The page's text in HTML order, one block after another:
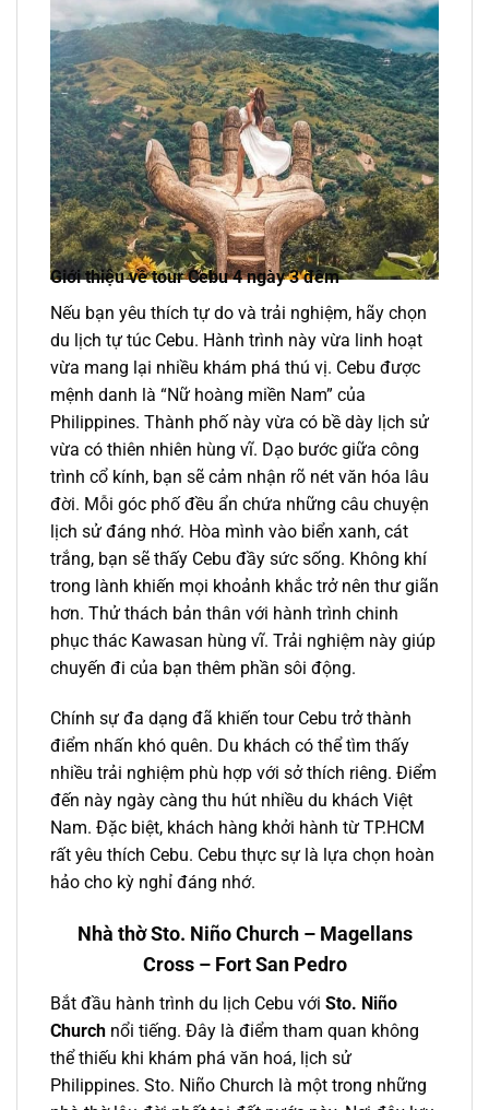
Giới thiệu về tour Cebu 4 ngày 3 đêm
Nếu bạn yêu thích tự do và trải nghiệm, hãy chọn
du lịch tự túc Cebu. Hành trình này vừa linh hoạt
vừa mang lại nhiều khám phá thú vị. Cebu được
mệnh danh là “Nữ hoàng miền Nam” của
Philippines. Thành phố này vừa có bề dày lịch sử
vừa có thiên nhiên hùng vĩ. Dạo bước giữa công
trình cổ kính, bạn sẽ cảm nhận rõ nét văn hóa lâu
đời. Mỗi góc phố đều ẩn chứa những câu chuyện
lịch sử đáng nhớ. Hòa mình vào biển xanh, cát
trắng, bạn sẽ thấy Cebu đầy sức sống. Không khí
trong lành khiến mọi khoảnh khắc trở nên thư giãn
hơn. Thử thách bản thân với hành trình chinh
phục thác Kawasan hùng vĩ. Trải nghiệm này giúp
chuyến đi của bạn thêm phần sôi động.
Chính sự đa dạng đã khiến tour Cebu trở thành
điểm nhấn khó quên. Du khách có thể tìm thấy
nhiều trải nghiệm phù hợp với sở thích riêng. Điểm
đến này ngày càng thu hút nhiều du khách Việt
Nam. Đặc biệt, khách hàng khởi hành từ TP.HCM
rất yêu thích Cebu. Cebu thực sự là lựa chọn hoàn
hảo cho kỳ nghỉ đáng nhớ.
Nhà thờ Sto. Niño Church – Magellans
Cross – Fort San Pedro
Bắt đầu hành trình du lịch Cebu với Sto. Niño
Church nổi tiếng. Đây là điểm tham quan không
thể thiếu khi khám phá văn hoá, lịch sử
Philippines. Sto. Niño Church là một trong những